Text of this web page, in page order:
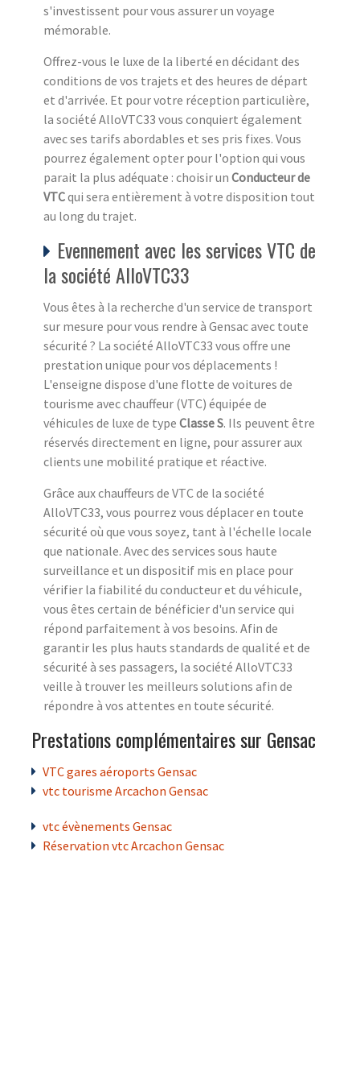
s'investissent pour vous assurer un voyage
mémorable.
Offrez-vous le luxe de la liberté en décidant des
conditions de vos trajets et des heures de départ
et d'arrivée. Et pour votre réception particulière,
la société AlloVTC33 vous conquiert également
avec ses tarifs abordables et ses pris fixes. Vous
pourrez également opter pour l'option qui vous
parait la plus adéquate : choisir un Conducteur de
VTCqui sera entièrement à votre disposition tout
au long du trajet.
Evennement avec les services VTC de
la société AlloVTC33
Vous êtes à la recherche d'un service de transport
sur mesure pour vous rendre à Gensac avec toute
sécurité ? La société AlloVTC33 vous offre une
prestation unique pour vos déplacements !
L'enseigne dispose d'une flotte de voitures de
tourisme avec chauffeur (VTC) équipée de
véhicules de luxe de type Classe S. Ils peuvent être
réservés directement en ligne, pour assurer aux
clients une mobilité pratique et réactive.
Grâce aux chauffeurs de VTC de la société
AlloVTC33, vous pourrez vous déplacer en toute
sécurité où que vous soyez, tant à l'échelle locale
que nationale. Avec des services sous haute
surveillance et un dispositif mis en place pour
vérifier la fiabilité du conducteur et du véhicule,
vous êtes certain de bénéficier d'un service qui
répond parfaitement à vos besoins. Afin de
garantir les plus hauts standards de qualité et de
sécurité à ses passagers, la société AlloVTC33
veille à trouver les meilleurs solutions afin de
répondre à vos attentes en toute sécurité.
Prestations complémentaires sur Gensac
VTC gares aéroports Gensac
vtc tourisme Arcachon Gensac
vtc évènements Gensac
Réservation vtc Arcachon Gensac